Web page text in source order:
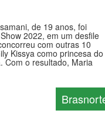
de 19 anos, foi
2022, em um desfile
com outras 10
Kissya como princesa do
Com o resultado, Maria